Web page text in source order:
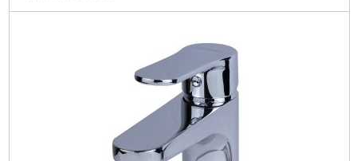
Код товара: 29.17.47
Материал смесителя: Латунь
Подробнее...